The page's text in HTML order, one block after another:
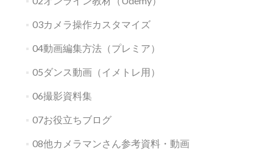
03カメラ操作カスタマイズ
04動画編集方法（プレミア）
05ダンス動画（イメトレ用）
06撮影資料集
07お役立ちブログ
08他カメラマンさん参考資料・動画